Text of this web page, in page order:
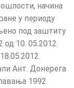
начина
у периоду
под заштиту
10. 05.2012.
Ант. Донерега
1992.